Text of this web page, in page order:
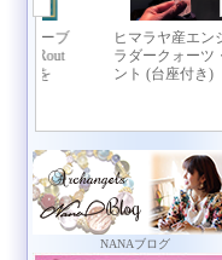
NANAブログ